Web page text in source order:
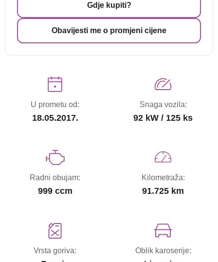
Gdje kupiti?
Obavijesti me o promjeni cijene
U prometu od:
18.05.2017.
Snaga vozila:
92 kW / 125 ks
Radni obujam:
999 ccm
Kilometraža:
91.725 km
Vrsta goriva: Oblik karoserije: